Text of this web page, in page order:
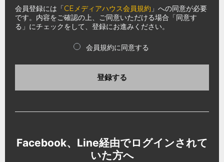
会員登録には「CEメディアハウス会員規約 」への同意が必要
です。内容をご確認の上、ご同意いただける場合「同意す
る」にチェックをして、登録にお進みください。
会員規約に同意する
登録する
Facebook、Line経由でログインされて
いた方へ